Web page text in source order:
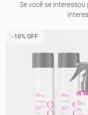
Se você se
-10% OFF